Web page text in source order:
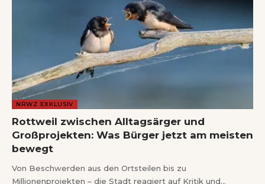
NRWZ EXKLUSIV
Rottweil zwischen Alltagsärger und
Großprojekten: Was Bürger jetzt am meisten
bewegt
Von Beschwerden aus den Ortsteilen bis zu
Millionenprojekten – die Stadt reagiert auf Kritik und…